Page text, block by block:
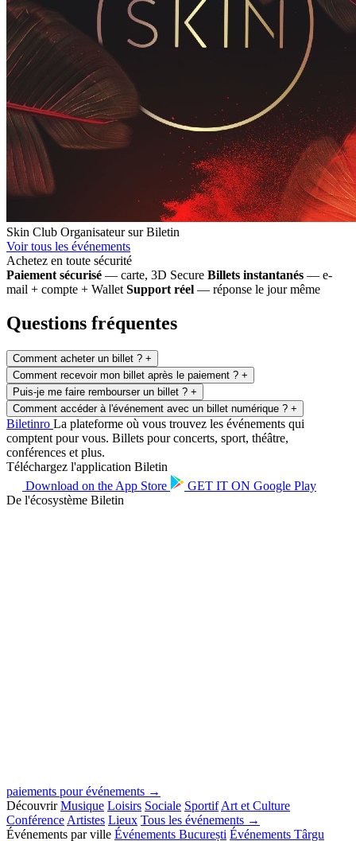
Skin Club Organisateur sur Biletin
Voir tous les événements
Achetez en toute sécurité
Paiement sécurisé — carte, 3D Secure Billets instantanés — e-
mail + compte + Wallet Support réel — réponse le jour même
Questions fréquentes
Comment acheter un billet ? +
Comment recevoir mon billet après le paiement ? +
Puis-je me faire rembourser un billet ? +
Comment accéder à l'événement avec un billet numérique ? +
Biletinro La plateforme où vous trouvez les événements qui
comptent pour vous. Billets pour concerts, sport, théâtre,
conférences et plus.
Téléchargez l'application Biletin
Download on the App Store GET IT ON Google Play
De l'écosystème Biletin
paiements pour événements →
Découvrir Musique Loisirs Sociale Sportif Art et Culture
Conférence Artistes Lieux Tous les événements →
Événements par ville Événements București Événements Târgu